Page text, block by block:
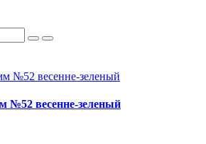
№52 весенне-зеленый